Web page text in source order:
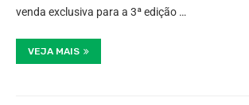
venda exclusiva para a 3ª edição …
VEJA MAIS